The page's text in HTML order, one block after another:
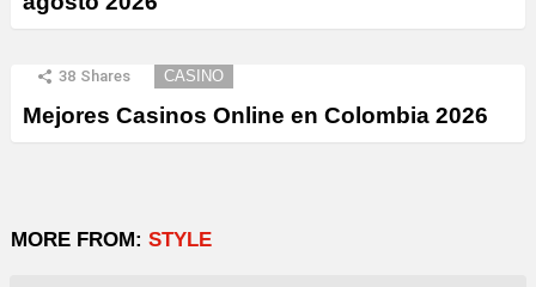
38 Shares CASINO
Mejores Casinos Online en Colombia 2026
MORE FROM: STYLE